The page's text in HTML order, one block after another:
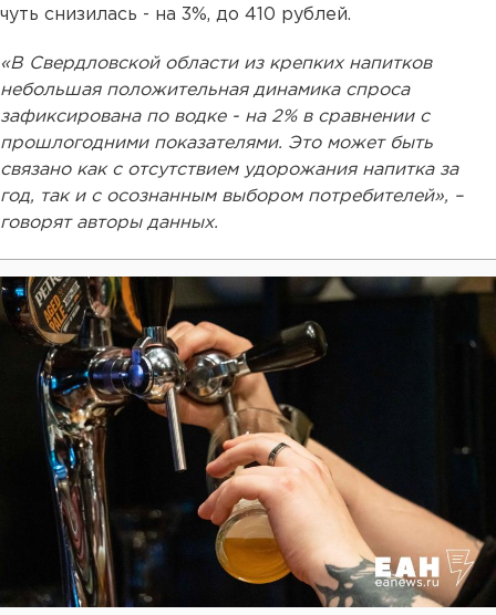
чуть снизилась - на 3%, до 410 рублей.
«В Свердловской области из крепких напитков
небольшая положительная динамика спроса
зафиксирована по водке - на 2% в сравнении с
прошлогодними показателями. Это может быть
связано как с отсутствием удорожания напитка за
год, так и с осознанным выбором потребителей», –
говорят авторы данных.